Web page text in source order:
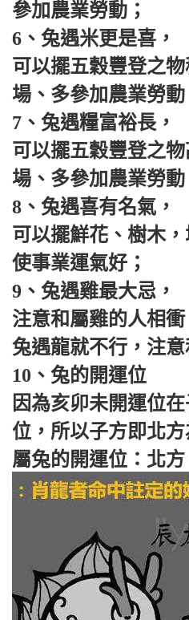
參加農業勞動；
6、兔遇米更是喜，
可以擺五穀豐登之
場、多參加農業勞動
7、兔遇糧富裕長，
可以擺五穀豐登之
場、多參加農業勞動
8、兔遇喜有名氣，
可以擺鮮花、樹木
使事業運氣好；
9、兔遇雞最大忌，
注意和屬雞的人相衝
兔遇龍就不行，注
10、兔的開運位
因為亥卯未開運位
位，所以子方即北方
屬兔的開運位：北方